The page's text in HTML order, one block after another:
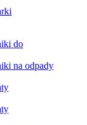
do
na odpady